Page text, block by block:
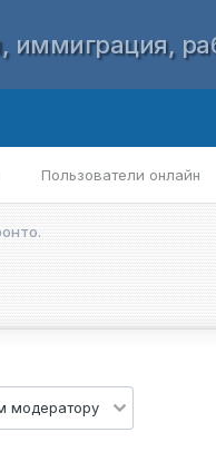
Пользователи онлайн